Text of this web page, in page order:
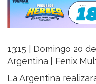
13:15 | Domingo 20
Argentina | Fenix
La Argentina